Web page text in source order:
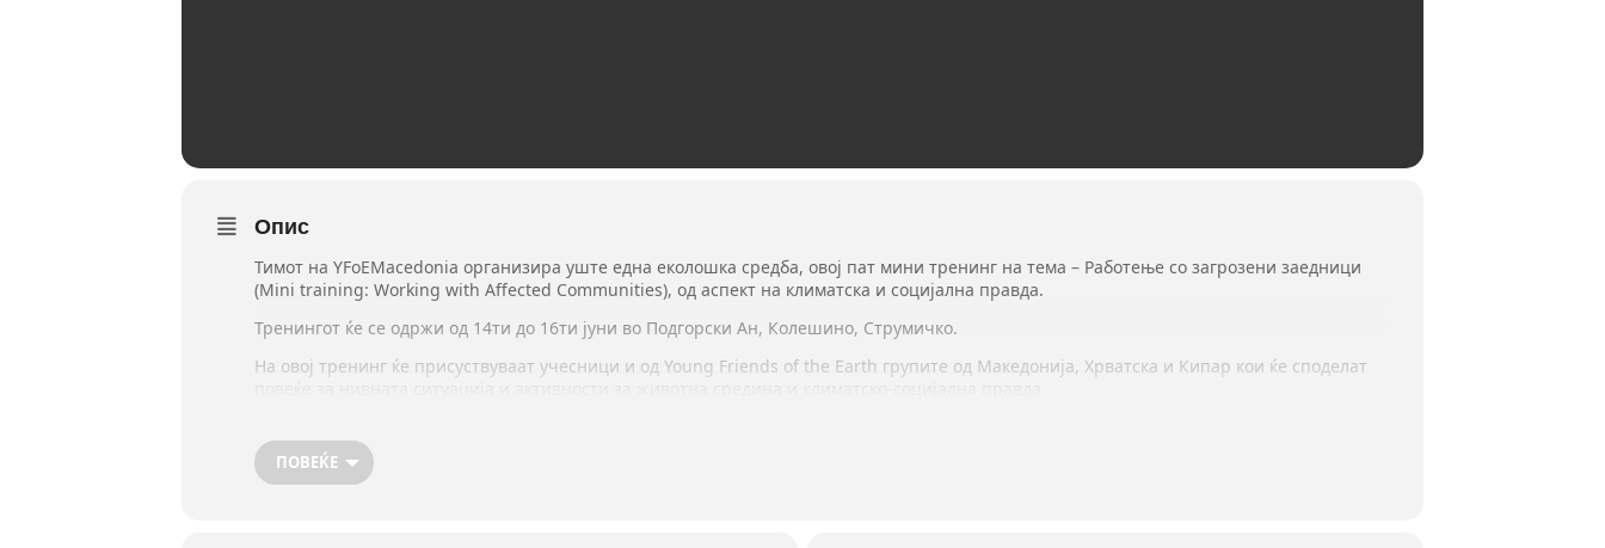
Опис
Тимот на YFoEMacedonia организира уште една еколошка средба, овој пат мини тренинг на тема – Работење со загрозени заедници
(Mini training: Working with Affected Communities), од аспект на климатска и социјална правда.
Тренингот ќе се одржи од 14ти до 16ти јуни во Подгорски Ан, Колешино, Струмичко.
На овој тренинг ќе присуствуваат учесници и од Young Friends of the Earth групите од Македонија, Хрватска и Кипар кои ќе споделат
мобилизација, алатки за организирање со локални загрозени заедници, како и методологии за комуникација на заедничките
вредности и визии. Сесиите ќе бидат водени од тренери, а ќе има простор и за учесниците да споделат нивни знаења и вештини.
ПОВЕЌЕ